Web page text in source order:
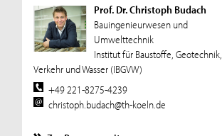
Prof. Dr. Christoph Budach
Bauingenieurwesen und
Umwelttechnik
Institut für Baustoffe, Geotechnik,
Verkehr und Wasser (IBGVW)
+49 221-8275-4239
christoph.budach@th-koeln.de